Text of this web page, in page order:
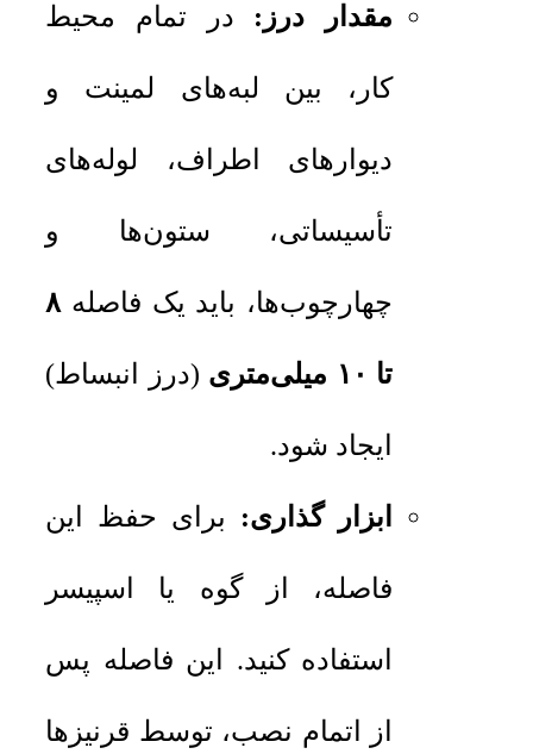
مقدار درز: در تمام محیط
کار، بین لبه‌های لمینت و
دیوارهای اطراف، لوله‌های
تأسیساتی، ستون‌ها و
چهارچوب‌ها، باید یک فاصله ۸
تا ۱۰ میلی‌متری (درز انبساط)
ایجاد شود.
ابزار گذاری: برای حفظ این
فاصله، از گوه یا اسپیسر
استفاده کنید. این فاصله پس
از اتمام نصب، توسط قرنیزها